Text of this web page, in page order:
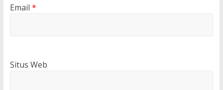
Email *
Situs Web